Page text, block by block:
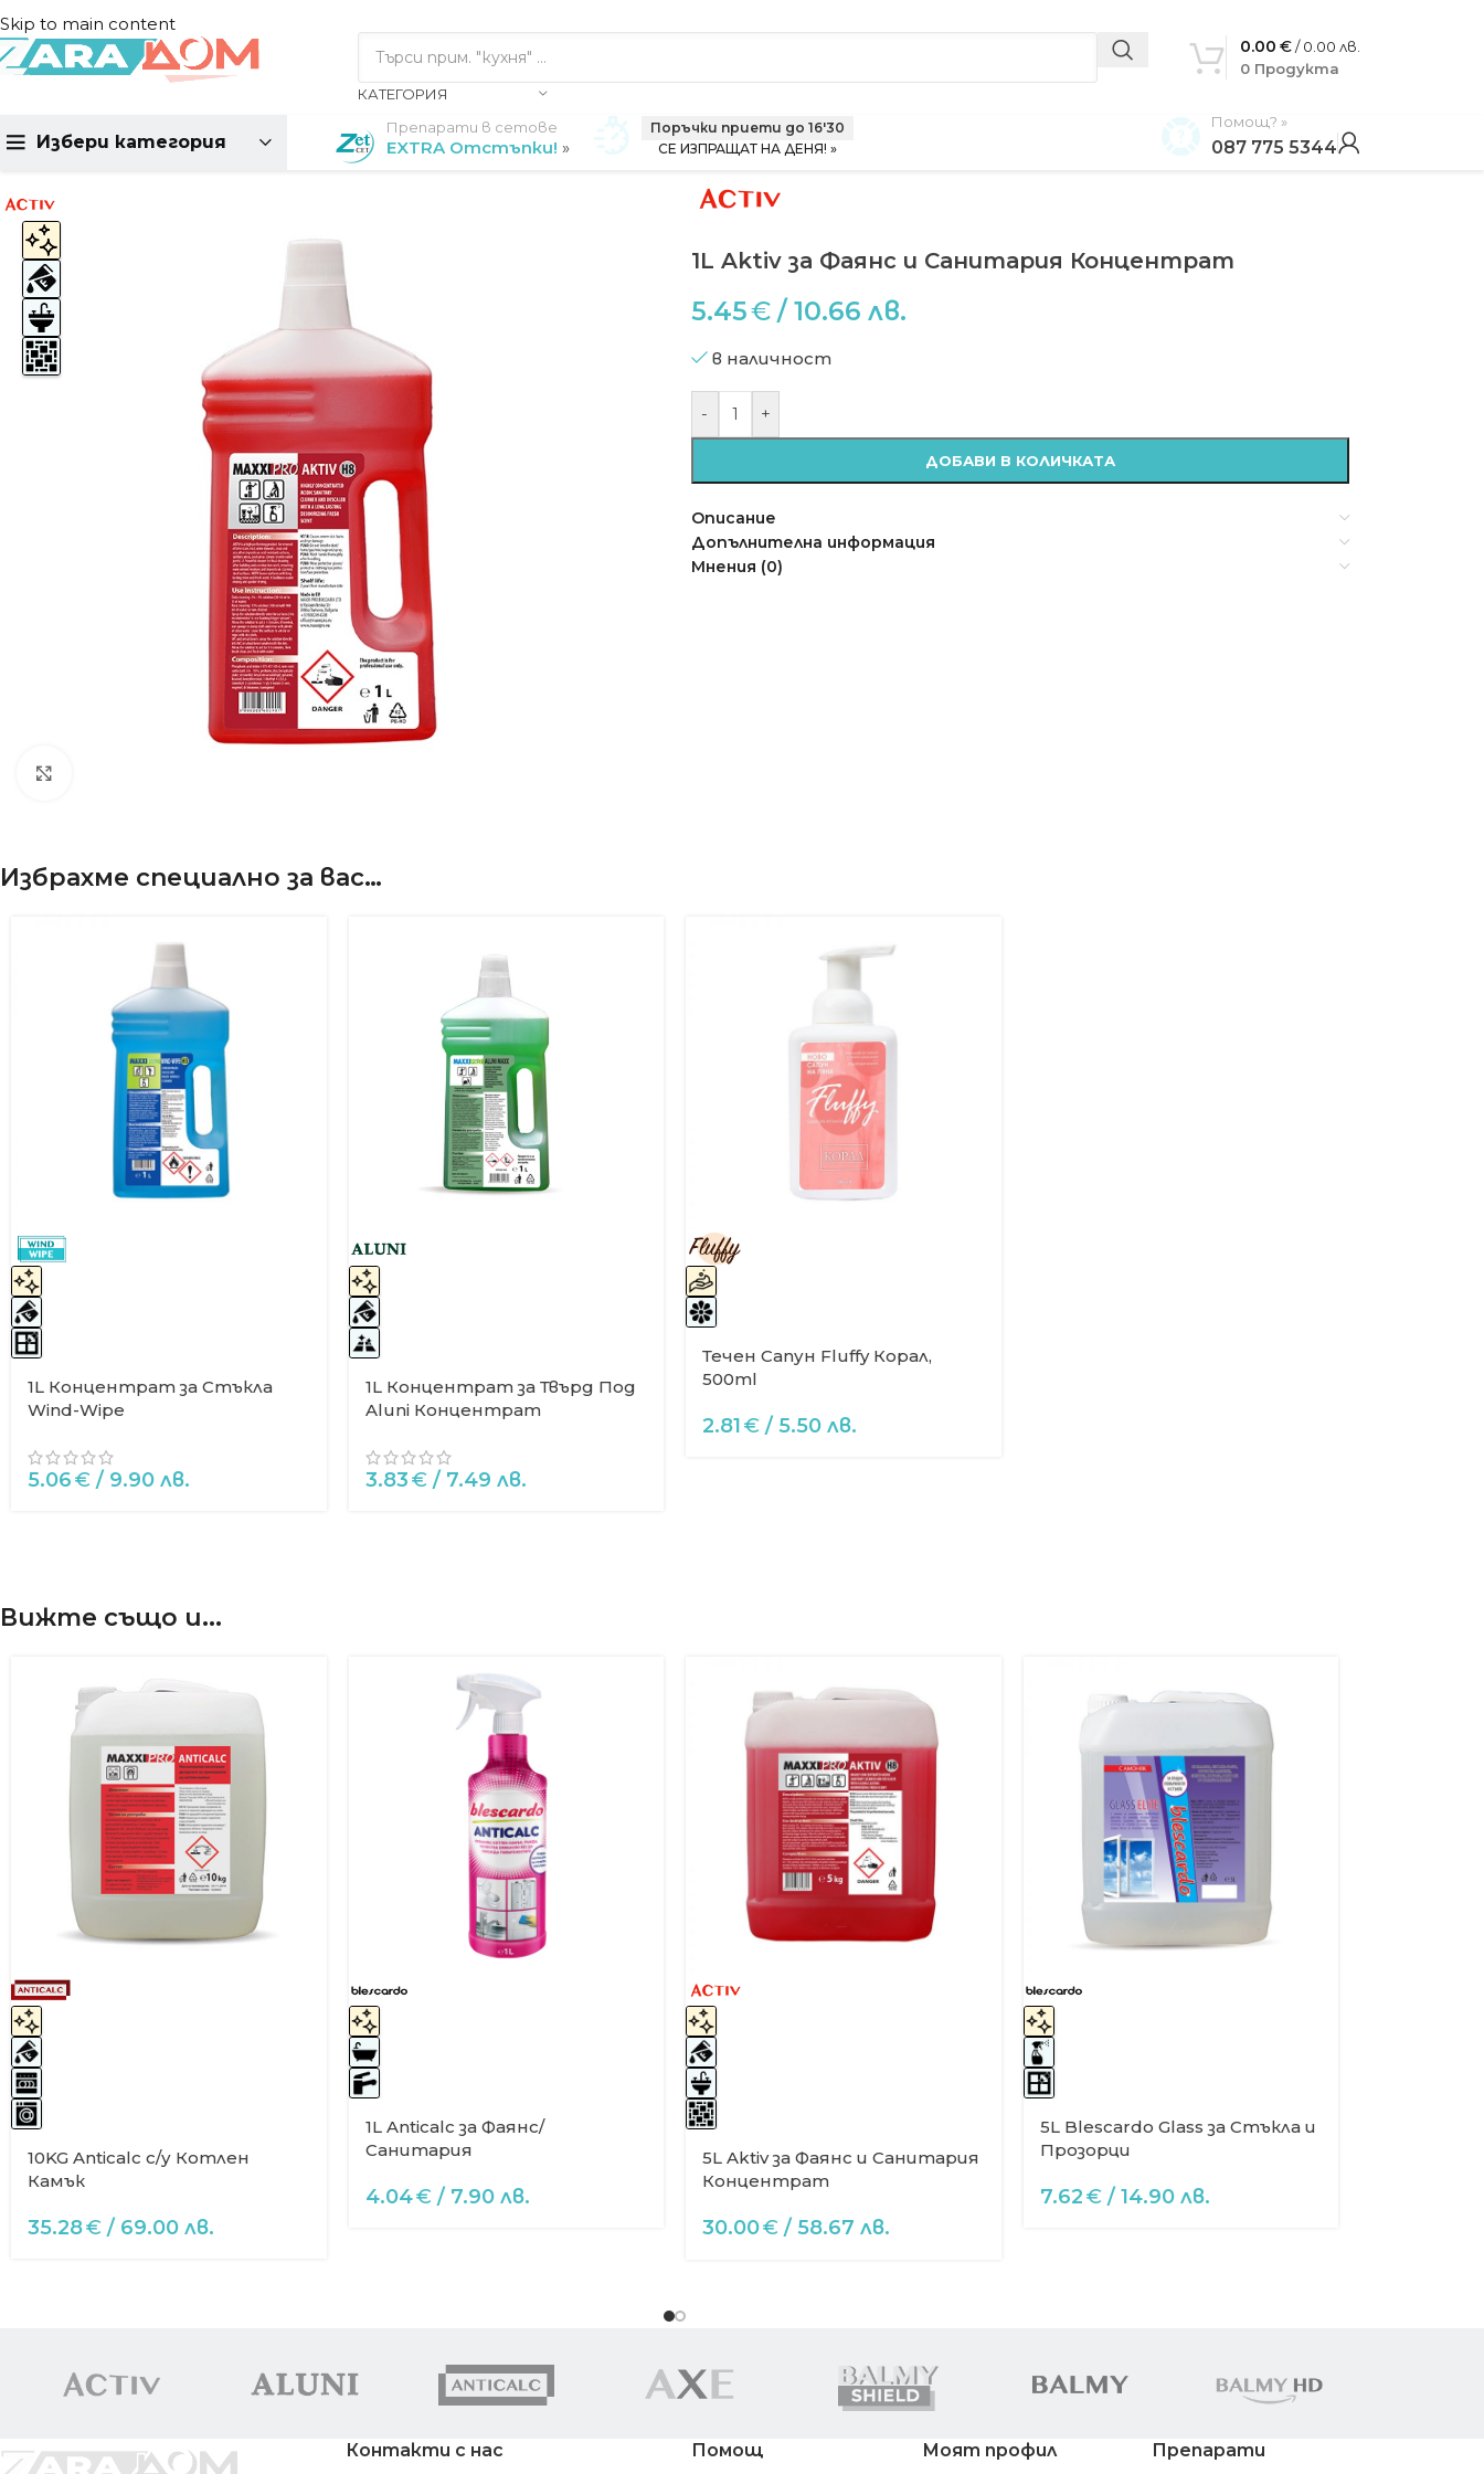
Skip to main content
КАТЕГОРИЯ
0 Продукта
0.00 €/ 0.00 лв.
Избери категория
Препарати в сетове
EXTRA Отстъпки! »
Поръчки приети до 16'30
СЕ ИЗПРАЩАТ НА ДЕНЯ! »
Помощ? »
087 775 5344
1L Aktiv за Фаянс и Санитария Концентрат
5.45€ / 10.66 лв.
в наличност
- +
ДОБАВИ В КОЛИЧКАТА
Описание
Допълнителна информация
Мнения (0)
Избрахме специално за вас…
1L Концентрат за Стъклa
Wind-Wipe
5.06€ / 9.90 лв.
1L Концентрат за Твърд Под
Aluni Концентрат
3.83€ / 7.49 лв.
Течен Сапун Fluffy Корал,
500ml
2.81€ / 5.50 лв.
Вижте също и...
10KG Anticalc с/у Котлен
Камък
35.28€ / 69.00 лв.
1L Anticalc за Фаянс/
Санитария
4.04€ / 7.90 лв.
5L Aktiv за Фаянс и Санитария
Концентрат
30.00€ / 58.67 лв.
5L Blescardo Glass за Стъкла и
Прозорци
7.62€ / 14.90 лв.
Контакти с нас Помощ Моят профил Препарати